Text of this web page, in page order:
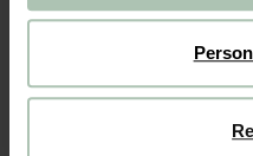
De Lind 11
- Ouverture à 10:00